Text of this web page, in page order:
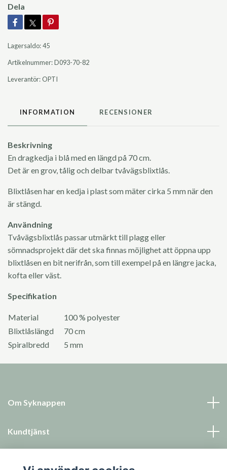
Dela
Lagersaldo:45
Artikelnummer:D093-70-82
Leverantör: OPTI
INFORMATION RECENSIONER
Beskrivning
En dragkedja i blå med en längd på 70 cm.
Det är en grov, tålig och delbar tvåvägsblixtlås.
Blixtlåsen har en kedja i plast som mäter cirka 5 mm när den
är stängd.
Användning
Tvåvägsblixtlås passar utmärkt till plagg eller
sömnadsprojekt där det ska finnas möjlighet att öppna upp
blixtlåsen en bit nerifrån, som till exempel på en längre jacka,
kofta eller väst.
Specifikation
Material
100 % polyester
Blixtlåslängd
70 cm
Spiralbredd
5 mm
Om Syknappen
Kundtjänst